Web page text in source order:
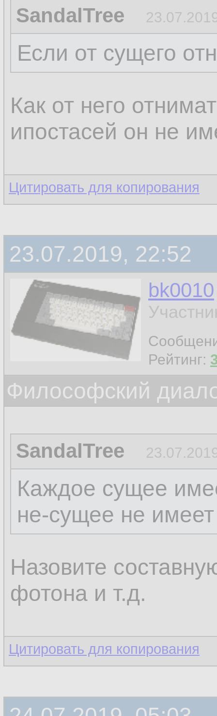
SandalTree
Если от сущего
Как от него
ипостасей он не
Цитировать для копирования
23.07.2019, 22:52
bk0010
Рейтинг:
Философский
SandalTree
Каждое сущее
не-сущее не
Назовите
фотона и т.д.
Цитировать для копирования